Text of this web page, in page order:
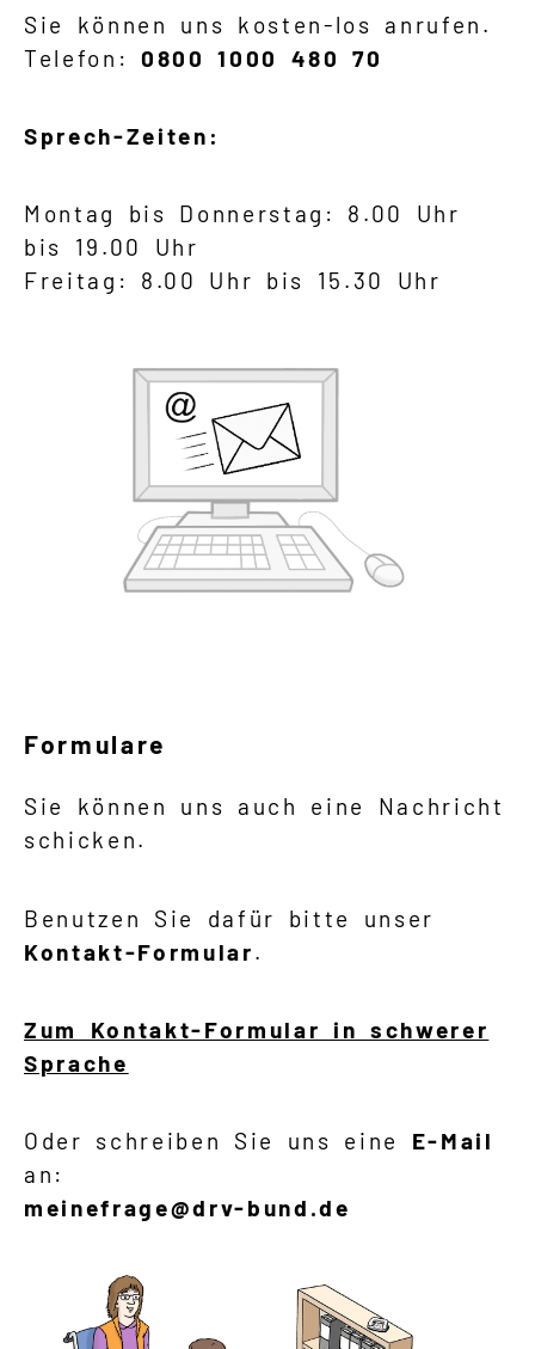
Sie können uns kosten-los anrufen.
Telefon: 0800 1000 480 70
Sprech-Zeiten:
Montag bis Donnerstag: 8.00 Uhr
bis 19.00 Uhr
Freitag: 8.00 Uhr bis 15.30 Uhr
Formulare
Sie können uns auch eine Nachricht
schicken.
Benutzen Sie dafür bitte unser
Kontakt-Formular.
Zum Kontakt-Formular in schwerer
Sprache
Oder schreiben Sie uns eine E-Mail
an:
meinefrage@drv-bund.de